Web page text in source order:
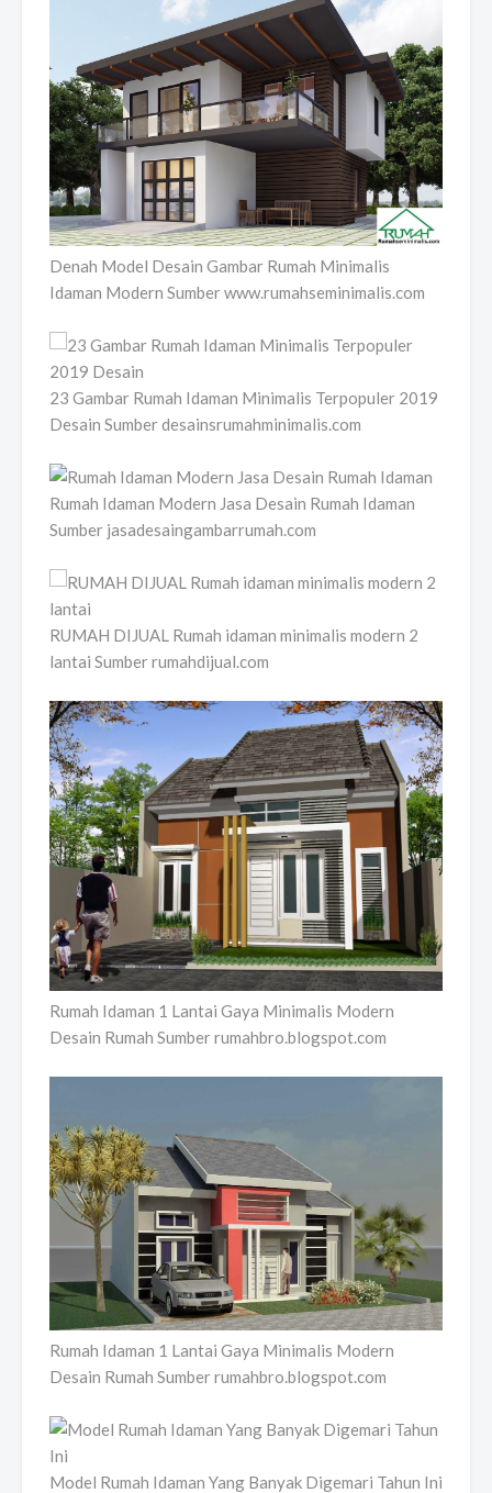
Denah Model Desain Gambar Rumah Minimalis
Idaman Modern Sumber www.rumahseminimalis.com
23 Gambar Rumah Idaman Minimalis Terpopuler 2019
Desain Sumber desainsrumahminimalis.com
Rumah Idaman Modern Jasa Desain Rumah Idaman
Sumber jasadesaingambarrumah.com
RUMAH DIJUAL Rumah idaman minimalis modern 2
lantai Sumber rumahdijual.com
Rumah Idaman 1 Lantai Gaya Minimalis Modern
Desain Rumah Sumber rumahbro.blogspot.com
Rumah Idaman 1 Lantai Gaya Minimalis Modern
Desain Rumah Sumber rumahbro.blogspot.com
Model Rumah Idaman Yang Banyak Digemari Tahun Ini